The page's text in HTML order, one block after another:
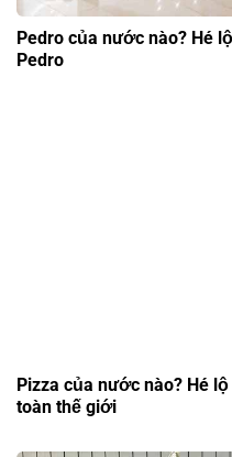
Pedro của nước nào? Hé
Pedro
Pizza của nước nào? Hé
toàn thế giới